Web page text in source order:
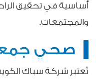
أساسية في تحقيق
والمجتمعات.
صحي
تُعتبر شركة سباك